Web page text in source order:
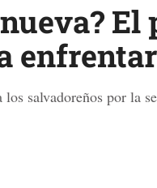
salvadoreños por la